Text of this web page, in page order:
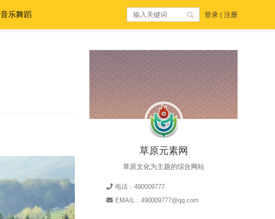
音乐舞蹈 登录 | 注册
草原元素网
草原文化为主题的综合网站
电话：490009777
EMAIL：490009777@qq.com